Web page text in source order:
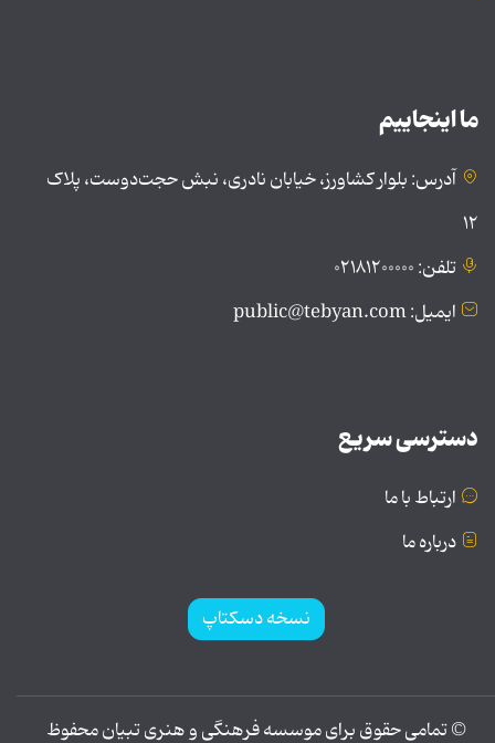
ما اینجاییم
آدرس: بلوار کشاورز، خیابان نادری، نبش حجت‌دوست، پلاک
۱۲
تلفن: ۰۲۱۸۱۲۰۰۰۰۰
ایمیل: public@tebyan.com
دسترسی سریع
ارتباط با ما
درباره ما
نسخه دسکتاپ
© تمامی حقوق برای موسسه فرهنگی و هنری تبیان محفوظ